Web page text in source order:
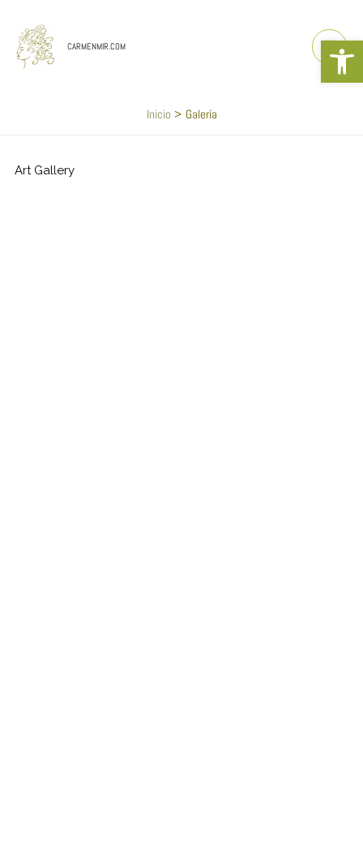
contenido
CARMENMIR.COM
Inicio Galería
Art Gallery
Abrir